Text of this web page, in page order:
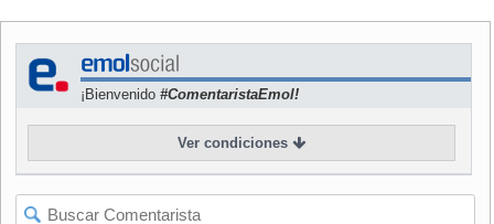
¡Bienvenido #ComentaristaEmol!
Ver condiciones